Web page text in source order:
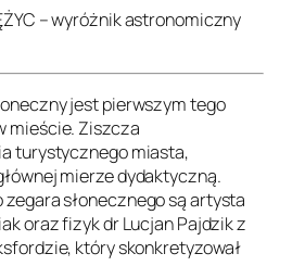
– wyróżnik astronomiczny
jest pierwszym tego
mieście. Ziszcza
turystycznego miasta,
mierze dydaktyczną.
słonecznego są artysta
oraz fizyk dr Lucjan Pajdzik z
który skonkretyzował